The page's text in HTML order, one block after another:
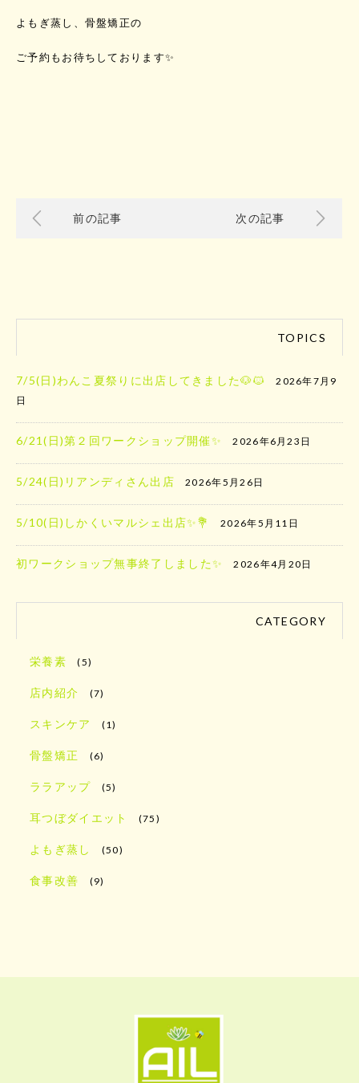
よもぎ蒸し、骨盤矯正の
ご予約もお待ちしております✨
前の記事 次の記事
TOPICS
7/5(日)わんこ夏祭りに出店してきました🐶🐱
2026年7月9
日
6/21(日)第２回ワークショップ開催✨ 2026年6月23日
5/24(日)リアンディさん出店 2026年5月26日
5/10(日)しかくいマルシェ出店✨️💐 2026年5月11日
初ワークショップ無事終了しました✨ 2026年4月20日
CATEGORY
栄養素 (5)
店内紹介 (7)
スキンケア (1)
骨盤矯正 (6)
ララアップ (5)
耳つぼダイエット (75)
よもぎ蒸し (50)
食事改善 (9)